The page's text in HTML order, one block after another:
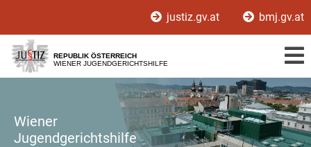
[1]
[2]
[3]
justiz.gv.at bmj.gv.at
REPUBLIK ÖSTERREICH
WIENER JUGENDGERICHTSHILFE
Wiener
Jugendgerichtshilfe